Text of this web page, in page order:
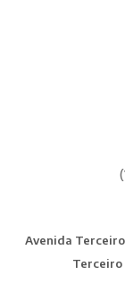
Avenida
Terceiro